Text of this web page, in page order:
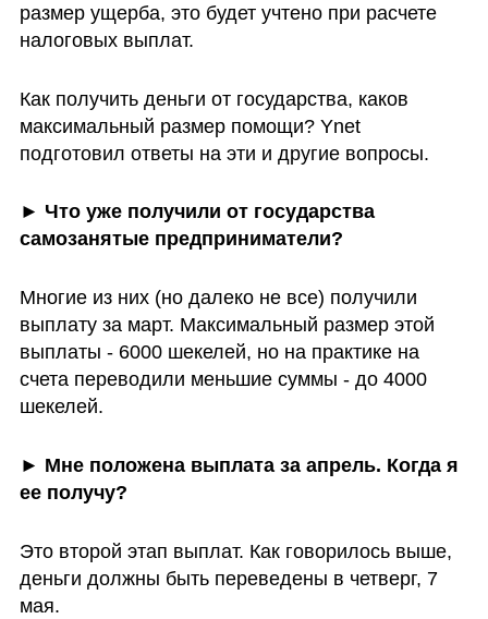
размер ущерба, это будет учтено при расчете
налоговых выплат.
Как получить деньги от государства, каков
максимальный размер помощи? Ynet
подготовил ответы на эти и другие вопросы.
► Что уже получили от государства
самозанятые предприниматели?
Многие из них (но далеко не все) получили
выплату за март. Максимальный размер этой
выплаты - 6000 шекелей, но на практике на
счета переводили меньшие суммы - до 4000
шекелей.
► Мне положена выплата за апрель. Когда я
ее получу?
Это второй этап выплат. Как говорилось выше,
деньги должны быть переведены в четверг, 7
мая.